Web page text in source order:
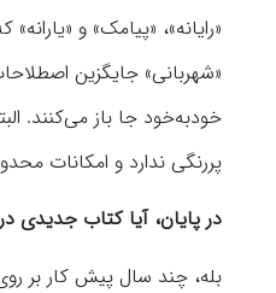
«رایانه»، «پیامک» و
«شهربانی» جایگزین
خودبه‌خود جا باز می‌کنند.
پررنگی ندارد و امکانات
در پایان، آیا کتاب جدیدی
بله، چند سال پیش کار بر